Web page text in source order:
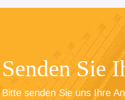
Senden Sie
Bitte senden Sie uns Ihre